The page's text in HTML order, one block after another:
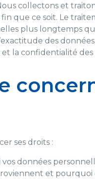
collectons et
que ce soit. Le
plus longtemps
des données.
la confidentialité des
ses droits :
vos données
et